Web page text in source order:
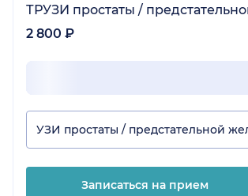
ТРУЗИ простаты /
2 800 ₽
УЗИ простаты / предстательной
Записаться на прием